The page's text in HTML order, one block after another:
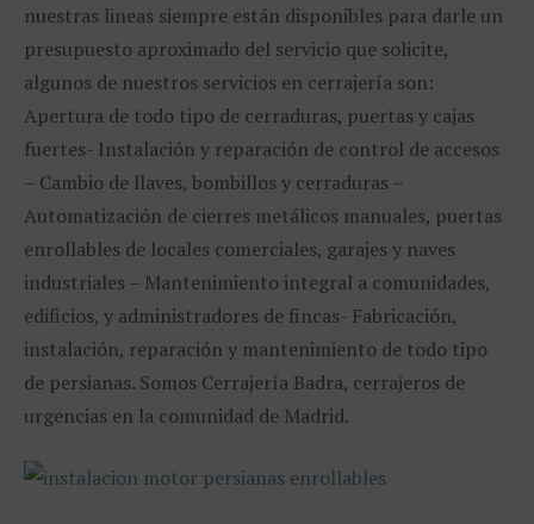
nuestras lineas siempre están disponibles para darle un
presupuesto aproximado del servicio que solicite,
algunos de nuestros servicios en cerrajería son:
Apertura de todo tipo de cerraduras, puertas y cajas
fuertes- Instalación y reparación de control de accesos
– Cambio de llaves, bombillos y cerraduras –
Automatización de cierres metálicos manuales, puertas
enrollables de locales comerciales, garajes y naves
industriales – Mantenimiento integral a comunidades,
edificios, y administradores de fincas- Fabricación,
instalación, reparación y mantenimiento de todo tipo
de persianas. Somos Cerrajería Badra, cerrajeros de
urgencias en la comunidad de Madrid.